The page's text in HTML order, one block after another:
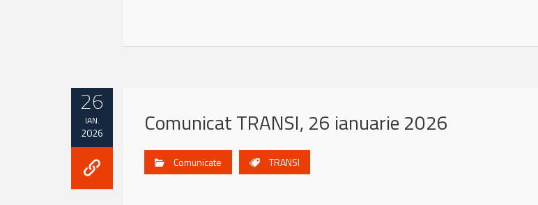
26
IAN.
2026 Comunicat TRANSI, 26 ianuarie 2026
Comunicate TRANSI